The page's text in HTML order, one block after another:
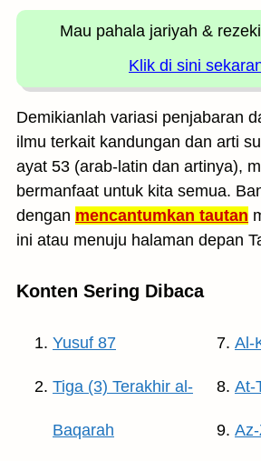
Mau pahala jariyah &
Klik di sini
Demikianlah variasi penjabaran
ilmu terkait kandungan dan arti
ayat 53 (arab-latin dan artinya),
bermanfaat untuk kita semua.
dengan mencantumkan tautan
ini atau menuju halaman depan
Konten Sering Dibaca
Yusuf 87
Tiga (3) Terakhir al-
Baqarah
Al-
At-